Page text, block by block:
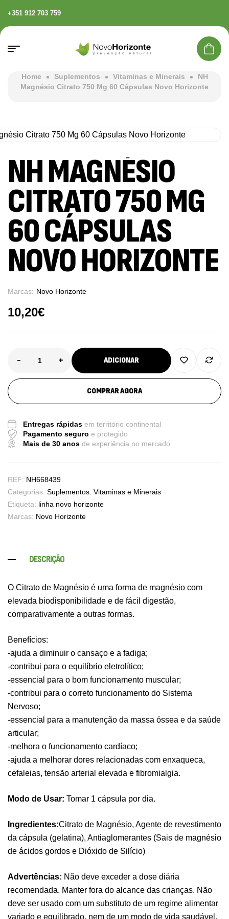
+351 912 703 759
Home Suplementos Vitaminas e Minerais
NH
Magnésio Citrato 750 Mg 60 Cápsulas Novo Horizonte
NH MAGNÉSIO
CITRATO 750 MG
60 CÁPSULAS
NOVO HORIZONTE
Marcas: Novo Horizonte
10,20€
- + ADICIONAR
COMPRAR AGORA
Entregas rápidas em território continental
Pagamento seguro e protegido
Mais de 30 anos de experiência no mercado
REF: NH668439
Categorias: Suplementos Vitaminas e Minerais
Etiqueta: linha novo horizonte
Marcas: Novo Horizonte
DESCRIÇÃO
O Citrato de Magnésio é uma forma de magnésio com
elevada biodisponibilidade e de fácil digestão,
comparativamente a outras formas.
Benefícios:
-ajuda a diminuir o cansaço e a fadiga;
-contribui para o equilíbrio eletrolítico;
-essencial para o bom funcionamento muscular;
-contribui para o correto funcionamento do Sistema
Nervoso;
-essencial para a manutenção da massa óssea e da saúde
articular;
-melhora o funcionamento cardíaco;
-ajuda a melhorar dores relacionadas com enxaqueca,
cefaleias, tensão arterial elevada e fibromialgia.
Modo de Usar: Tomar 1 cápsula por dia.
Ingredientes:Citrato de Magnésio, Agente de revestimento
da cápsula (gelatina), Antiaglomerantes (Sais de magnésio
de ácidos gordos e Dióxido de Silício)
Advertências: Não deve exceder a dose diária
recomendada. Manter fora do alcance das crianças. Não
deve ser usado com um substituto de um regime alimentar
variado e equilibrado, nem de um modo de vida saudável.
Pure Electrolytes 270 G Ostrovit
7,50€
Triple Magnesium + B6 P-5-P 90 Cápsulas